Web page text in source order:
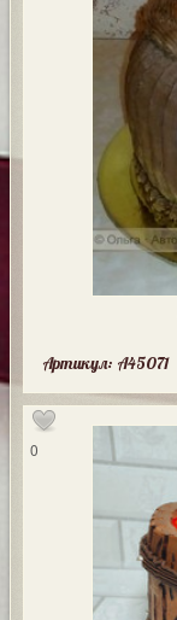
Артикул: A45071
0